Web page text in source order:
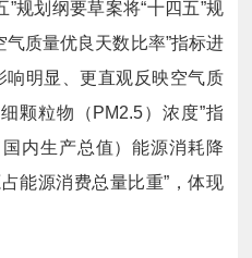
规划纲要草案将“十四五”规
质量优良天数比率”指标进
明显、更直观反映空气质
颗粒物（PM2.5）浓度”指
内生产总值）能源消耗降
能源消费总量比重”，体现